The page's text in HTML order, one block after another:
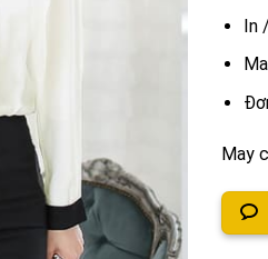
In
May